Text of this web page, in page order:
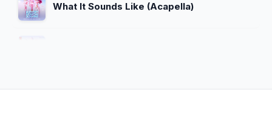
What It Sounds Like (Acapella)
Golden (Acapella)